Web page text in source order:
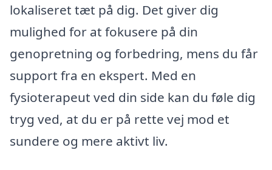
lokaliseret tæt på dig. Det giver dig
mulighed for at fokusere på din
genopretning og forbedring, mens du får
support fra en ekspert. Med en
fysioterapeut ved din side kan du føle dig
tryg ved, at du er på rette vej mod et
sundere og mere aktivt liv.